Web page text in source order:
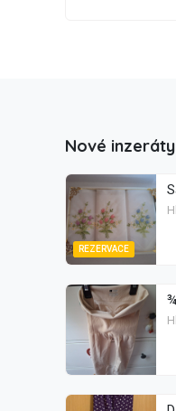
Nové
REZERVACE